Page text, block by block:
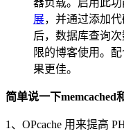
展，并通过添加
后，数据库查询
限的博客使用。
果更佳。
简单说一下memcached
1、OPcache 用来提高